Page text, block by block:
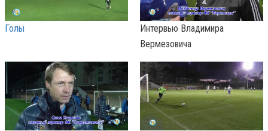
Голы
Интервью Владимира
Вермезовича